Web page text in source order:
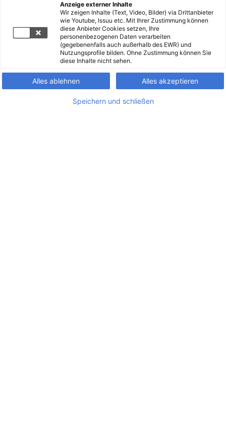
Anzeige externer Inhalte
Wir zeigen Inhalte (Text, Video, Bilder) via Drittanbieter
wie Youtube, Issuu etc. Mit Ihrer Zustimmung können
diese Anbieter Cookies setzen, Ihre
personenbezogenen Daten verarbeiten
(gegebenenfalls auch außerhalb des EWR) und
Nutzungsprofile bilden. Ohne Zustimmung können Sie
diese Inhalte nicht sehen.
Alles ablehnen Alles akzeptieren
Speichern und schließen